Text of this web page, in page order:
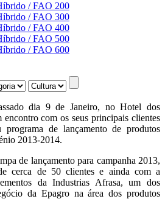
/ FAO 200
/ FAO 300
/ FAO 400
/ FAO 500
/ FAO 600
dia 9 de Janeiro, no Hotel dos
com os seus principais clientes
programa de lançamento de produtos
2013-2014.
de lançamento para campanha 2013,
cerca de 50 clientes e ainda com a
da Industrias Afrasa, um dos
da Epagro na área dos produtos